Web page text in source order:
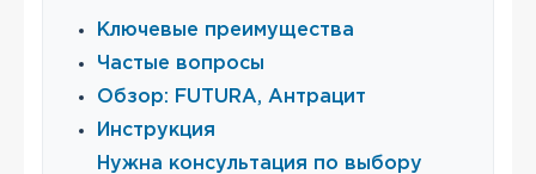
Ключевые преимущества
Частые вопросы
Обзор: FUTURA, Антрацит
Инструкция
Нужна консультация по выбору